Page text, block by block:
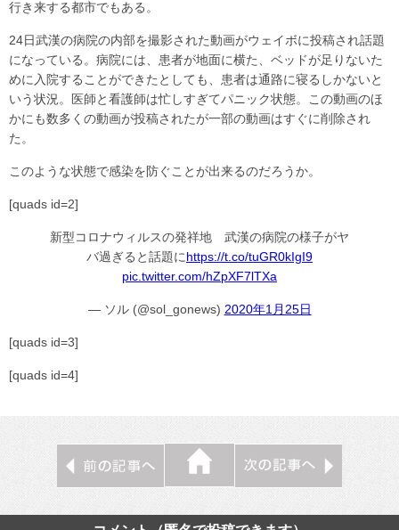
行き来する都市でもある。
24日武漢の病院の内部を撮影された動画がウェイボに投稿され話題
になっている。病院には、患者が地面に横た、ベッドが足りないた
めに入院することができたとしても、患者は通路に寝るしかないと
いう状況。医師と看護師は忙しすぎてパニック状態。この動画のほ
かにも数多くの動画が投稿されたが一部の動画はすぐに削除され
た。
このような状態で感染を防ぐことが出来るのだろうか。
[quads id=2]
新型コロナウィルスの発祥地 武漢の病院の様子がヤ
バ過ぎると話題にhttps://t.co/tuGR0kIgI9
pic.twitter.com/hZpXF7lTXa
— ソル (@sol_gonews) 2020年1月25日
[quads id=3]
[quads id=4]